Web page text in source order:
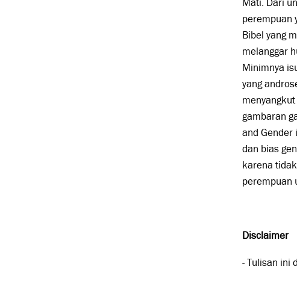
Mati. Dari
perempuan
Bibel yang
melanggar
Minimnya
yang
gambaran
and Gender
dan bias
karena
perempuan
Disclaimer
- Tulisan ini